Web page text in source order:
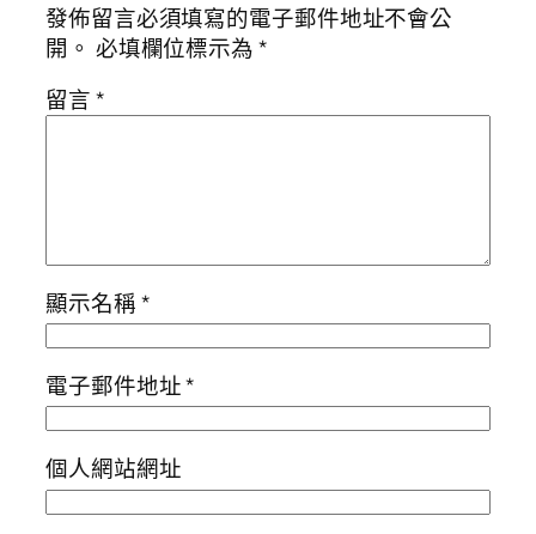
發佈留言必須填寫的電子郵件地址不會公
開。 必填欄位標示為*
留言*
顯示名稱*
電子郵件地址*
個人網站網址